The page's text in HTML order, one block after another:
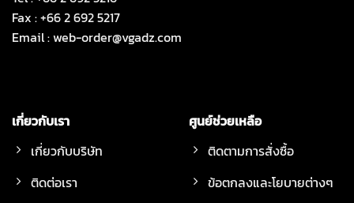
Fax : +66 2 692 5217
Email :web-order@vgadz.com
เกี่ยวกับเรา
เกี่ยวกับบริษัท
ติดต่อเรา
ศูนย์ช่วยเหลือ
ติดตามการสั่งซื้อ
ข้อตกลงและโยบายต่างๆ